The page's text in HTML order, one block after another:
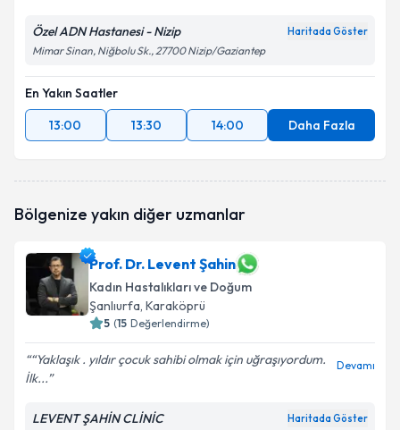
Özel ADN Hastanesi - Nizip Haritada Göster
Mimar Sinan, Niğbolu Sk., 27700 Nizip/Gaziantep
En Yakın Saatler
13:00
13:30 14:00 Daha Fazla
Bölgenize yakın diğer uzmanlar
Prof. Dr. Levent Şahin
Kadın Hastalıkları ve Doğum
Şanlıurfa, Karaköprü
5 (15 Değerlendirme)
“Yaklaşık . yıldır çocuk sahibi olmak için uğraşıyordum.
İlk...
Devamı
LEVENT ŞAHİN CLİNİC Haritada Göster